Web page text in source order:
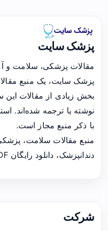
پزشک سایت
مقالات پزشکی، سلامت و
پزشک سایت، یک منبع
بخش زیادی از مقالات
نوشته یا ترجمه شده‌اند.
با ذکر منبع مجاز است.
منبع مقالات سلامت،
دندانپزشک، دانلود رایگان PDF کتاب‌های پزشکی.
شرکت